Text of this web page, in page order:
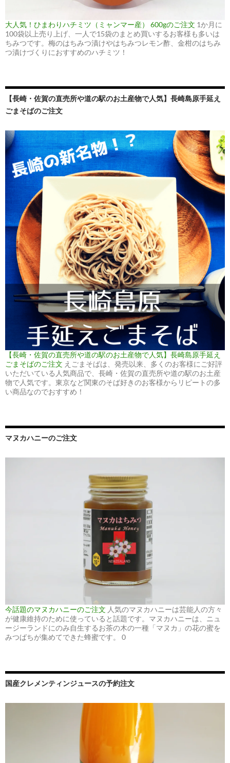
大人気！ひまわりハチミツ（ミャンマー産） 600gのご注文 1か月に
100袋以上売り上げ、一人で15袋のまとめ買いするお客様も多いは
ちみつです。梅のはちみつ漬けやはちみつレモン酢、金柑のはちみ
つ漬けづくりにおすすめのハチミツ！
【長崎・佐賀の直売所や道の駅のお土産物で人気】長崎島原手延え
ごまそばのご注文
【長崎・佐賀の直売所や道の駅のお土産物で人気】長崎島原手延え
ごまそばのご注文 えごまそばは、発売以来、多くのお客様にご好評
いただいている人気商品で、長崎・佐賀の直売所や道の駅のお土産
物で人気です。東京など関東のそば好きのお客様からリピートの多
い商品なのでおすすめ！
マヌカハニーのご注文
今話題のマヌカハニーのご注文 人気のマヌカハニーは芸能人の方々
が健康維持のために使っていると話題です。マヌカハニーは、ニュ
ージーランドにのみ自生するお茶の木の一種「マヌカ」の花の蜜を
みつばちが集めてできた蜂蜜です。 0
国産クレメンティンジュースの予約注文